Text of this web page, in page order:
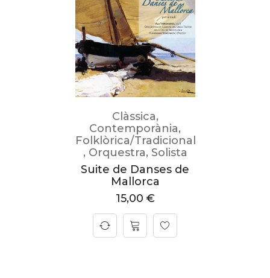
Clàssica,
Contemporània,
Folklòrica/Tradicional
, Orquestra, Solista
Suite de Danses de
Mallorca
15,00 €